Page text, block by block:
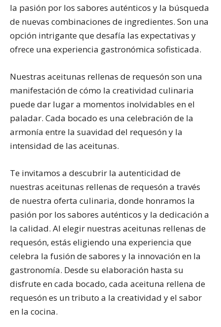
la pasión por los sabores auténticos y la búsqueda
de nuevas combinaciones de ingredientes. Son una
opción intrigante que desafía las expectativas y
ofrece una experiencia gastronómica sofisticada.
Nuestras aceitunas rellenas de requesón son una
manifestación de cómo la creatividad culinaria
puede dar lugar a momentos inolvidables en el
paladar. Cada bocado es una celebración de la
armonía entre la suavidad del requesón y la
intensidad de las aceitunas.
Te invitamos a descubrir la autenticidad de
nuestras aceitunas rellenas de requesón a través
de nuestra oferta culinaria, donde honramos la
pasión por los sabores auténticos y la dedicación a
la calidad. Al elegir nuestras aceitunas rellenas de
requesón, estás eligiendo una experiencia que
celebra la fusión de sabores y la innovación en la
gastronomía. Desde su elaboración hasta su
disfrute en cada bocado, cada aceituna rellena de
requesón es un tributo a la creatividad y el sabor
en la cocina.